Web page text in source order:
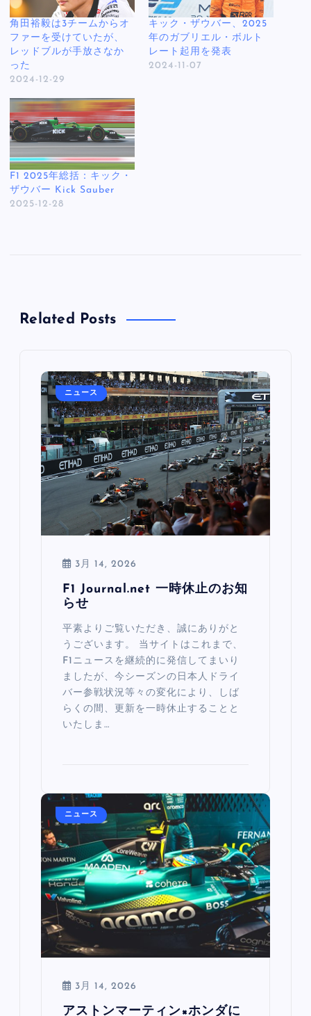
角田裕毅は3チームからオ
ファーを受けていたが、
レッドブルが手放さなか
った
2024-12-29
キック・ザウバー、2025
年のガブリエル・ボルト
レート起用を発表
2024-11-07
F1 2025年総括：キック・
ザウバー Kick Sauber
2025-12-28
Related Posts
ニュース
3月 14, 2026
F1 Journal.net 一時休止のお知
らせ
平素よりご覧いただき、誠にありがと
うございます。 当サイトはこれまで、
F1ニュースを継続的に発信してまいり
ましたが、今シーズンの日本人ドライ
バー参戦状況等々の変化により、しば
らくの間、更新を一時休止することと
いたしま…
ニュース
3月 14, 2026
アストンマーティン×ホンダに